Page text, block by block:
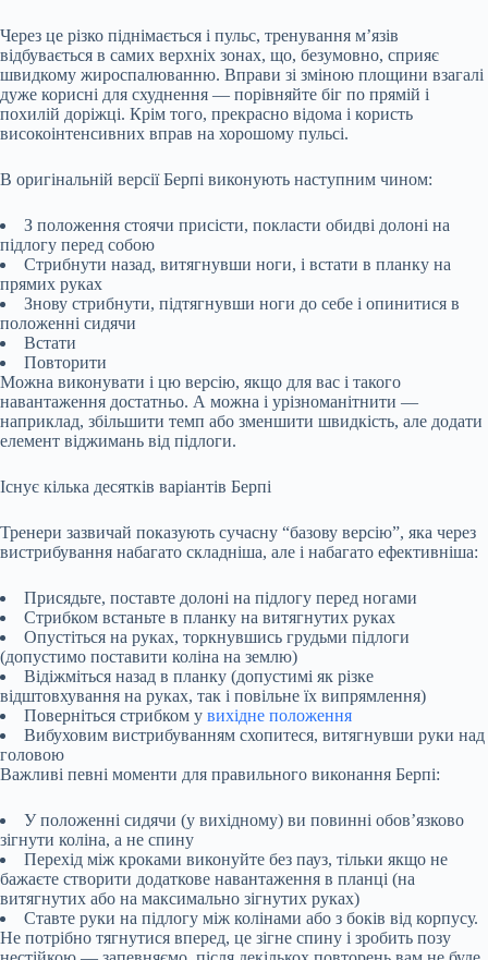
Через це різко піднімається і пульс, тренування м’язів
відбувається в самих верхніх зонах, що, безумовно, сприяє
швидкому жироспалюванню. Вправи зі зміною площини взагалі
дуже корисні для схуднення — порівняйте біг по прямій і
похилій доріжці. Крім того, прекрасно відома і користь
високоінтенсивних вправ на хорошому пульсі.
В оригінальній версії Берпі виконують наступним чином:
З положення стоячи присісти, покласти обидві долоні на
підлогу перед собою
Стрибнути назад, витягнувши ноги, і встати в планку на
прямих руках
Знову стрибнути, підтягнувши ноги до себе і опинитися в
положенні сидячи
Встати
Повторити
Можна виконувати і цю версію, якщо для вас і такого
навантаження достатньо. А можна і урізноманітнити —
наприклад, збільшити темп або зменшити швидкість, але додати
елемент віджимань від підлоги.
Існує кілька десятків варіантів Берпі
Тренери зазвичай показують сучасну “базову версію”, яка через
вистрибування набагато складніша, але і набагато ефективніша:
Присядьте, поставте долоні на підлогу перед ногами
Стрибком встаньте в планку на витягнутих руках
Опустіться на руках, торкнувшись грудьми підлоги
(допустимо поставити коліна на землю)
Відіжміться назад в планку (допустимі як різке
відштовхування на руках, так і повільне їх випрямлення)
Поверніться стрибком у вихідне положення
Вибуховим вистрибуванням схопитеся, витягнувши руки над
головою
Важливі певні моменти для правильного виконання Берпі:
У положенні сидячи (у вихідному) ви повинні обов’язково
зігнути коліна, а не спину
Перехід між кроками виконуйте без пауз, тільки якщо не
бажаєте створити додаткове навантаження в планці (на
витягнутих або на максимально зігнутих руках)
Ставте руки на підлогу між колінами або з боків від корпусу.
Не потрібно тягнутися вперед, це зігне спину і зробить позу